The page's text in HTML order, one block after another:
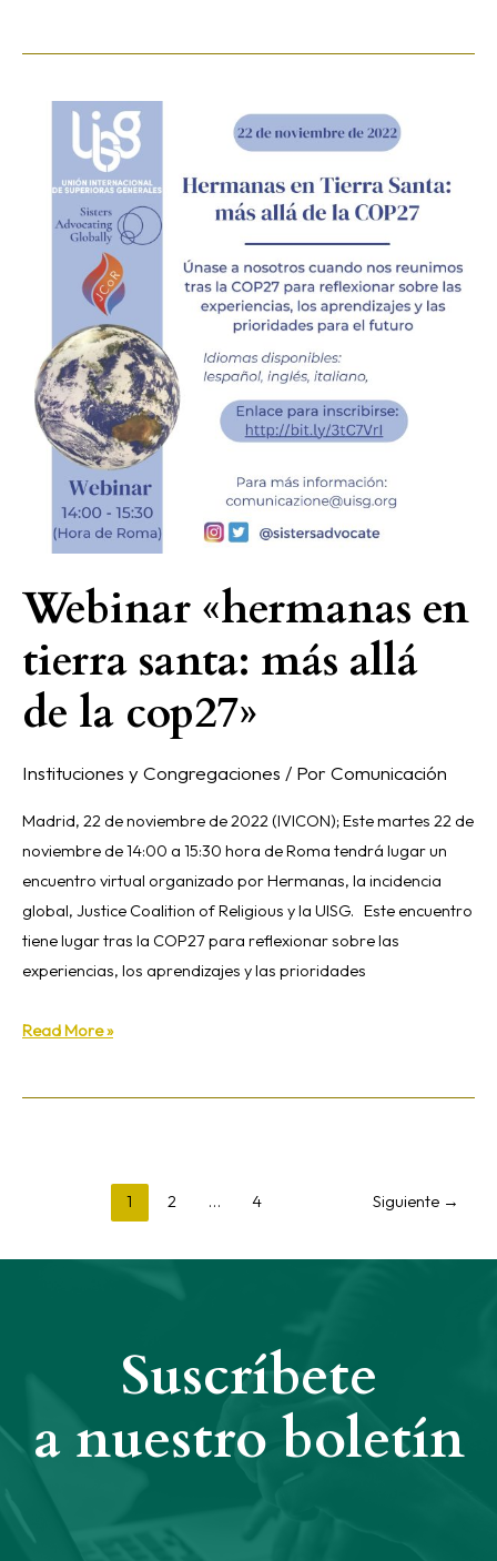
Webinar «hermanas en
tierra santa: más allá
de la cop27»
Instituciones y Congregaciones / Por Comunicación
Madrid, 22 de noviembre de 2022 (IVICON); Este martes 22 de
noviembre de 14:00 a 15:30 hora de Roma tendrá lugar un
encuentro virtual organizado por Hermanas, la incidencia
global, Justice Coalition of Religious y la UISG. Este encuentro
tiene lugar tras la COP27 para reflexionar sobre las
experiencias, los aprendizajes y las prioridades
Webinar
«hermanas
santa:
cop27»
Read More »
1 2 … 4 Siguiente →
Suscríbete
a nuestro boletín